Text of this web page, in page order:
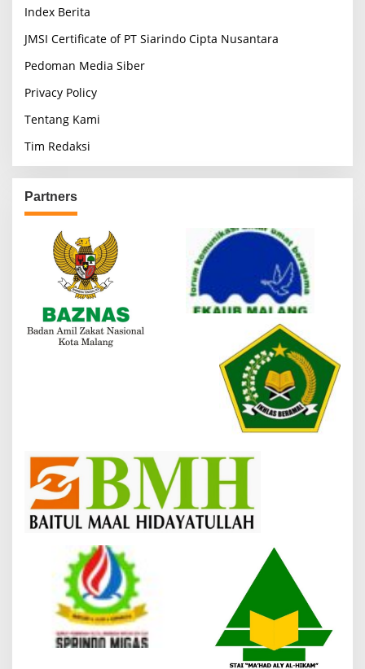
Index Berita
JMSI Certificate of PT Siarindo Cipta Nusantara
Pedoman Media Siber
Privacy Policy
Tentang Kami
Tim Redaksi
Partners